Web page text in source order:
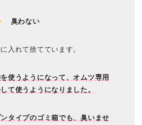
臭わない
入れて捨てています。
使うようになって、オムツ専用
て使うようになりました。
タイプのゴミ箱でも、臭いませ